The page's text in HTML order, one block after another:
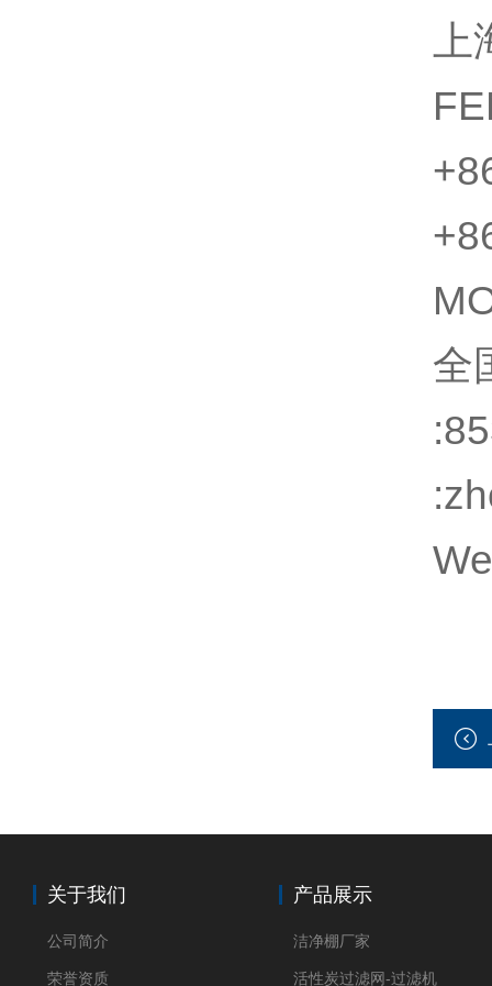
全
关于我们
公司简介
荣誉资质
产品展示
洁净棚厂家
活性炭过滤网-过滤机